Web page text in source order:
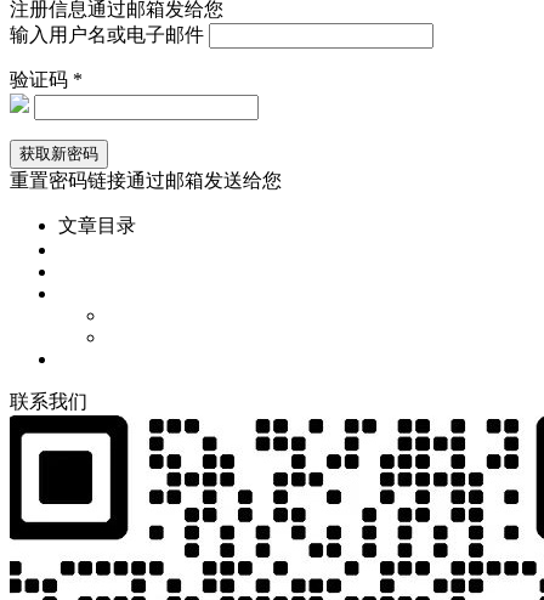
注册信息通过邮箱发给您
输入用户名或电子邮件
验证码 *
重置密码链接通过邮箱发送给您
文章目录
联系我们